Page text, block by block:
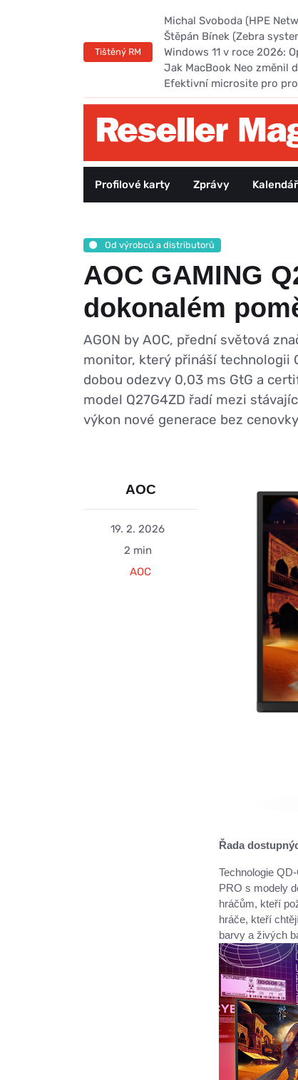
Tištěný RM
Michal Svoboda (HPE
Štěpán Bínek (Zebra
Windows 11 v roce 2026:
Jak MacBook Neo změnil
Efektivní microsite pro
Profilové karty Zprávy Kalendář
Od výrobců a distributorů
AOC GAMING
dokonalém
AGON by AOC, přední světová
monitor, který přináší technologii
dobou odezvy 0,03 ms GtG a
model Q27G4ZD řadí mezi
výkon nové generace bez
AOC
19. 2. 2026
2 min
AOC
Řada
Technologie
PRO s modely
hráčům, kteří
hráče, kteří
barvy a živých